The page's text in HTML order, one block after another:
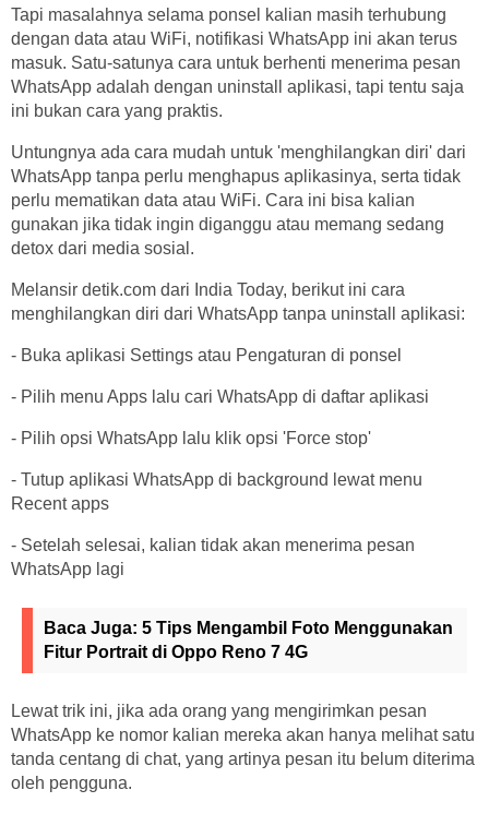
Tapi masalahnya selama ponsel kalian masih terhubung
dengan data atau WiFi, notifikasi WhatsApp ini akan terus
masuk. Satu-satunya cara untuk berhenti menerima pesan
WhatsApp adalah dengan uninstall aplikasi, tapi tentu saja
ini bukan cara yang praktis.
Untungnya ada cara mudah untuk 'menghilangkan diri' dari
WhatsApp tanpa perlu menghapus aplikasinya, serta tidak
perlu mematikan data atau WiFi. Cara ini bisa kalian
gunakan jika tidak ingin diganggu atau memang sedang
detox dari media sosial.
Melansir detik.com dari India Today, berikut ini cara
menghilangkan diri dari WhatsApp tanpa uninstall aplikasi:
- Buka aplikasi Settings atau Pengaturan di ponsel
- Pilih menu Apps lalu cari WhatsApp di daftar aplikasi
- Pilih opsi WhatsApp lalu klik opsi 'Force stop'
- Tutup aplikasi WhatsApp di background lewat menu
Recent apps
- Setelah selesai, kalian tidak akan menerima pesan
WhatsApp lagi
Baca Juga: 5 Tips Mengambil Foto Menggunakan
Fitur Portrait di Oppo Reno 7 4G
Lewat trik ini, jika ada orang yang mengirimkan pesan
WhatsApp ke nomor kalian mereka akan hanya melihat satu
tanda centang di chat, yang artinya pesan itu belum diterima
oleh pengguna.